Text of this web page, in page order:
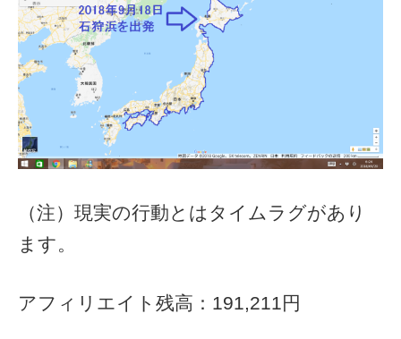
（注）現実の行動とはタイムラグがあり
ます。
アフィリエイト残高：191,211円